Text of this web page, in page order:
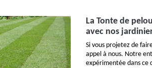
La Tonte de
avec nos
Si vous projetez de
appel à nous. Notre
expérimentée dans ce